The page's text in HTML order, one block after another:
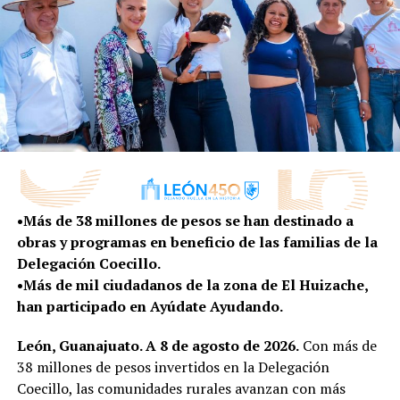
sigue apoyando a los productores gracias a la
colaboración del Gobierno del a través de la SDAyR que
nunca niegan recursos para que el campo leonés sea
cada vez más productivo y competitivo.
“En León la actividad ganadera es de Primera. Tenemos
de los mejores criadores de carne y leche que hay en
que ocasionó el cierre de canales de comercialización y
baja movilización de ganado, el campo leonés sigue
fuerte”, agregó.
Durante su discurso, Rodolfo Ponce, director de
Desarrollo Rural, expresó que, de la mano con Gobierno
del Estado, a través de la Secretaría de Desarrollo
convocatoria desde el pasado febrero, con la que los
beneficiados pudieron conocer las bases para participar.
•Más de 38 millones de pesos se han destinado a
obras y programas en beneficio de las familias de la
Delegación Coecillo.
•Más de mil ciudadanos de la zona de El Huizache,
han participado en Ayúdate Ayudando.
León, Guanajuato. A 8 de agosto de 2026.Con más de
38 millones de pesos invertidos en la Delegación
Coecillo, las comunidades rurales avanzan con más